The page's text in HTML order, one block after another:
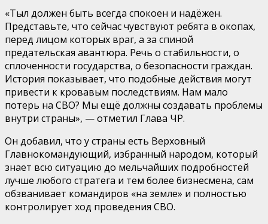
«Тыл должен быть всегда спокоен и надёжен.
Представьте, что сейчас чувствуют ребята в окопах,
перед лицом которых враг, а за спиной
предательская авантюра. Речь о стабильности, о
сплоченности государства, о безопасности граждан.
История показывает, что подобные действия могут
привести к кровавым последствиям. Нам мало
потерь на СВО? Мы ещё должны создавать проблемы
внутри страны», — отметил Глава ЧР.
Он добавил, что у страны есть Верховный
Главнокомандующий, избранный народом, который
знает всю ситуацию до мельчайших подробностей
лучше любого стратега и тем более бизнесмена, сам
обзванивает командиров «на земле» и полностью
контролирует ход проведения СВО.